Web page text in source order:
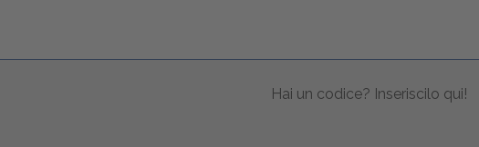
Hai un codice? Inseriscilo qui!